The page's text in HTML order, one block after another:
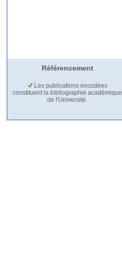
Référencement
Les publications encodées
constituent la bibliographie académique
de l'Université.